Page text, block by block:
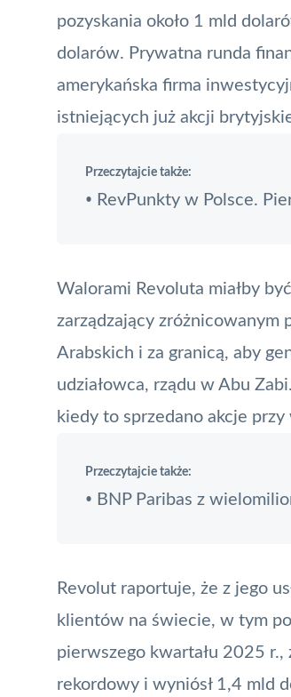
pozyskania około 1 mld
dolarów. Prywatna runda
amerykańska firma
istniejących już akcji
Przeczytajcie także:
• RevPunkty w Polsce.
Walorami Revoluta miałby
zarządzający
Arabskich i za granicą, aby
udziałowca, rządu w Abu
kiedy to sprzedano akcje
Przeczytajcie także:
• BNP Paribas z
Revolut raportuje, że z jego
klientów na świecie, w tym
pierwszego kwartału 2025 r.,
rekordowy i wyniósł 1,4 mld